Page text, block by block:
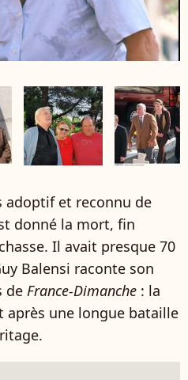
adoptif et reconnu de
donné la mort, fin
Il avait presque 70
Balensi raconte son
de France-Dimanche : la
une longue bataille